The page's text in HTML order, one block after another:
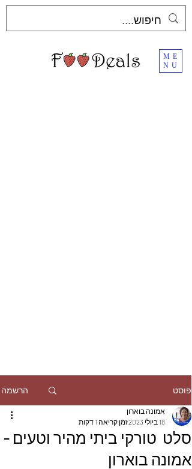
ME
NU
פוסט הרשמה
סלט טורקי ביתי מהיר וטעים -
אמונה בוארון
אמונה בוארון
18 ביולי 2023
זמן קריאה 1 דקות